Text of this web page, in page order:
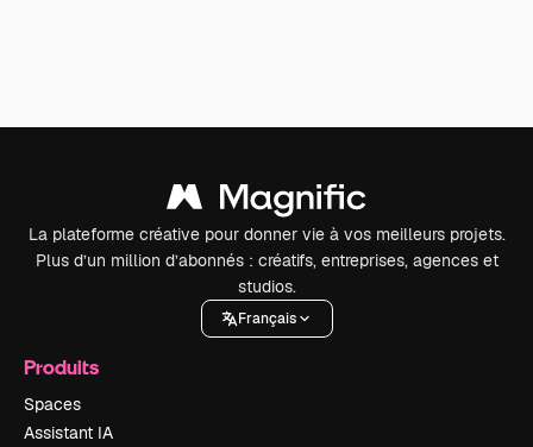
La plateforme créative pour donner vie à vos meilleurs projets.
Plus d’un million d’abonnés : créatifs, entreprises, agences et
studios.
Français
Produits
Spaces
Assistant IA